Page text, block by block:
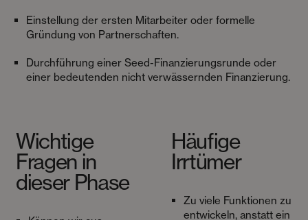
Einstellung der ersten Mitarbeiter oder formelle
Gründung von Partnerschaften.
Durchführung einer Seed-Finanzierungsrunde oder
einer bedeutenden nicht verwässernden Finanzierung.
Wichtige
Fragen in
dieser Phase
Häufige
Irrtümer
Zu viele Funktionen zu
entwickeln, anstatt ein